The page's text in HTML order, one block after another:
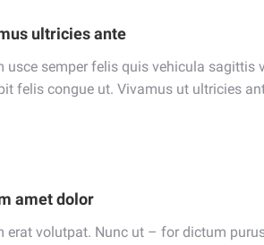
ultricies ante
usce semper felis quis vehicula sagittis
felis congue ut. Vivamus ut ultricies
amet dolor
erat volutpat. Nunc ut – for dictum